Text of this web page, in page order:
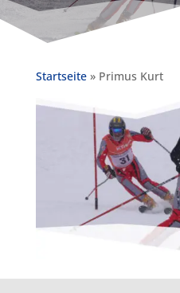
Startseite» Primus Kurt